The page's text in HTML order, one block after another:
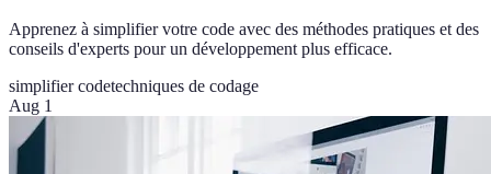
Apprenez à simplifier votre code avec des méthodes pratiques et des
conseils d'experts pour un développement plus efficace.
simplifier codetechniques de codage
Aug 1